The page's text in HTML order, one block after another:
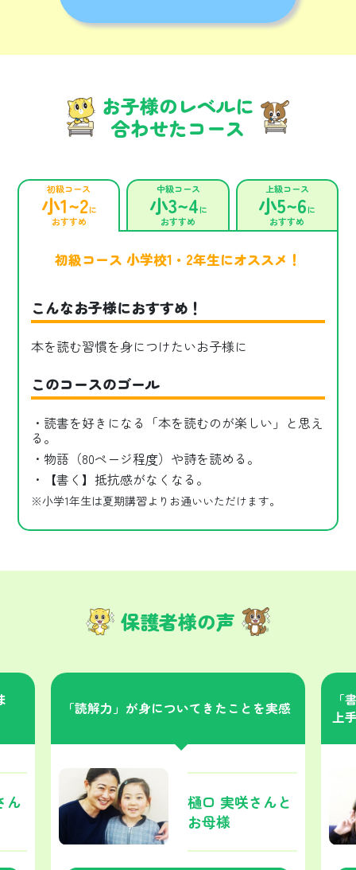
お子様のレベルに
合わせたコース
初級コース
小1~2に
おすすめ
中級コース
小3~4に
おすすめ
上級コース
小5~6に
おすすめ
初級コース 小学校1・2年生にオススメ！
こんなお子様におすすめ！
本を読む習慣を身につけたいお子様に
このコースのゴール
・読書を好きになる「本を読むのが楽しい」と思え
る。
・物語（80ページ程度）や詩を読める。
・【書く】抵抗感がなくなる。
※小学1年生は夏期講習よりお通いいただけます。
保護者様の声
ん
「読解力」が身についてきたことを実感
樋口 実咲さんと
お母様
「
上